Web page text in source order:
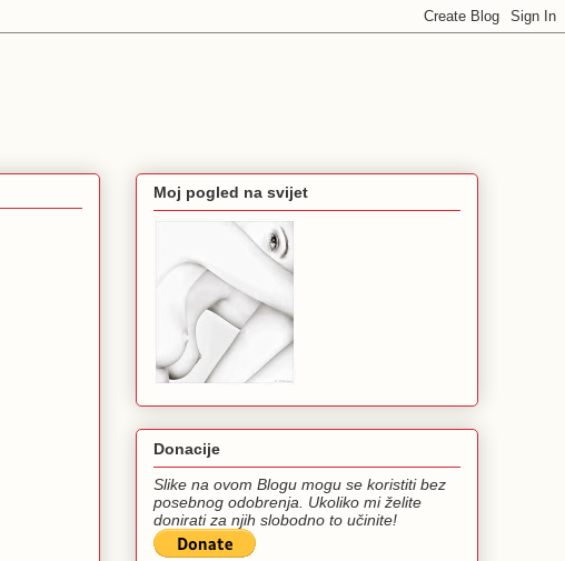
Moj pogled na svijet
Donacije
Slike na ovom Blogu mogu se koristiti bez
posebnog odobrenja. Ukoliko mi želite
donirati za njih slobodno to učinite!